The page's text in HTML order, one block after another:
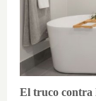
El truco contra